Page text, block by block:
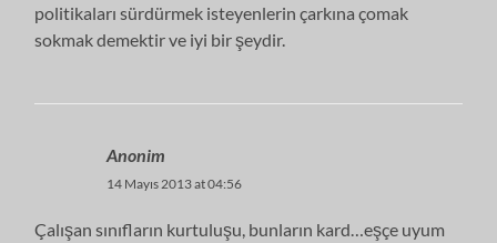
politikaları sürdürmek isteyenlerin çarkına çomak
sokmak demektir ve iyi bir şeydir.
Anonim
14 Mayıs 2013 at 04:56
Çalışan sınıfların kurtuluşu, bunların kard…eşçe uyum